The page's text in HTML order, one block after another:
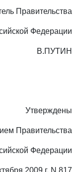
Правительства
Федерации
В.ПУТИН
Утверждены
Правительства
Федерации
2009 г. N 817